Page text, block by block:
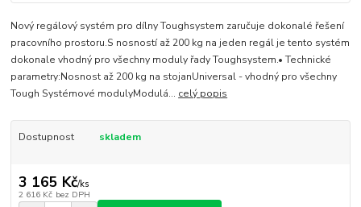
Nový regálový systém pro dílny Toughsystem zaručuje dokonalé řešení
pracovního prostoru.S nosností až 200 kg na jeden regál je tento systém
dokonale vhodný pro všechny moduly řady Toughsystem.• Technické
parametry:Nosnost až 200 kg na stojanUniversal - vhodný pro všechny
Tough Systémové modulyModulá... celý popis
Dostupnost skladem
3 165 Kč/ks
2 616 Kč bez DPH